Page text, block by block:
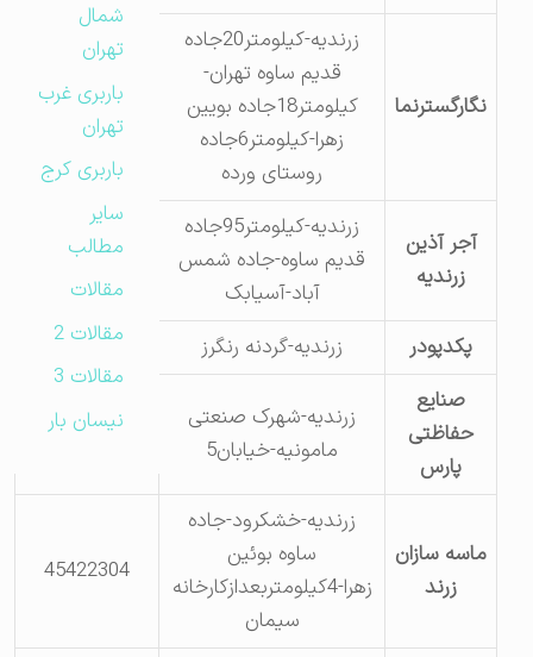
نگارگسترنما
زرندیه-کیلومتر20جاده
قدیم ساوه تهران-
کیلومتر18جاده بویین
زهرا-کیلومتر6جاده
روستای ورده
58432227
آجر آذین
زرندیه
زرندیه-کیلومتر95جاده
قدیم ساوه-جاده شمس
آباد-آسیابک
45414121
پکدپودر زرندیه-گردنه رنگرز
44817589
صنایع
حفاظتی
پارس
زرندیه-شهرک صنعتی
مامونیه-خیابان5
45253327
ماسه سازان
زرندیه-خشکرود-جاده
ساوه بوئین
زهرا-4کیلومتربعدازکارخانه
سیمان
45422304
شمال
تهران
باربری غرب
تهران
باربری کرج
مطالب
مقالات
مقالات 2
مقالات 3
نیسان بار